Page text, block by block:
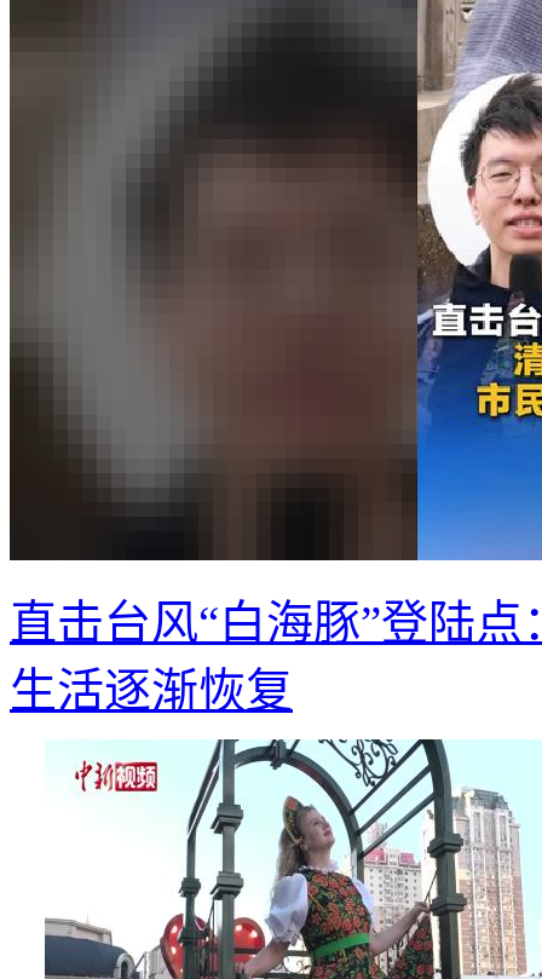
直击台风“白海豚”登陆
生活逐渐恢复